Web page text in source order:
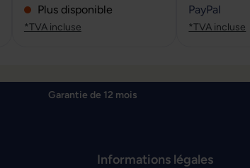
Plus disponible
*TVA incluse
PayPal
*TVA incluse
Garantie de 12 mois
Informations légales